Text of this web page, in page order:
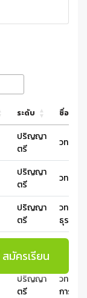
ระดับ ชื่อหลัก
ปริญญา
ตรี
วท.บ.พื
ปริญญา
ตรี
วท.บ.สั
ปริญญา
ตรี
วท.บ.ก
ธุรกิจสั
ตรี
วท.บ.
ปริญญา
ตรี
วท.บ.เ
การปร
สมัครเรียน